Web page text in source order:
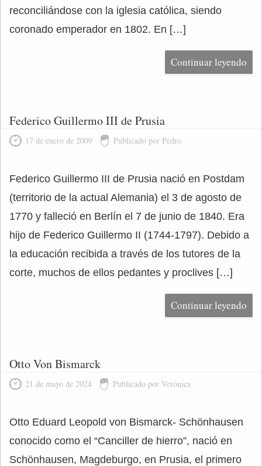
reconciliándose con la iglesia católica, siendo
coronado emperador en 1802. En […]
Continuar leyendo
Federico Guillermo III de Prusia
17 de enero de 2009 Publicado por Pedro
Federico Guillermo III de Prusia nació en Postdam
(territorio de la actual Alemania) el 3 de agosto de
1770 y falleció en Berlín el 7 de junio de 1840. Era
hijo de Federico Guillermo II (1744-1797). Debido a
la educación recibida a través de los tutores de la
corte, muchos de ellos pedantes y proclives […]
Continuar leyendo
Otto Von Bismarck
21 de mayo de 2024 Publicado por Verónica
Otto Eduard Leopold von Bismarck- Schönhausen
conocido como el “Canciller de hierro”, nació en
Schönhausen, Magdeburgo, en Prusia, el primero